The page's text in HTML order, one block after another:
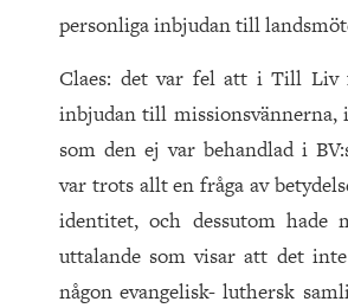
personliga inbjudan till
Claes: det var fel att i Till Liv
inbjudan till missionsvännerna,
som den ej var behandlad i
var trots allt en fråga av
identitet, och dessutom hade
uttalande som visar att det
någon evangelisk- luthersk